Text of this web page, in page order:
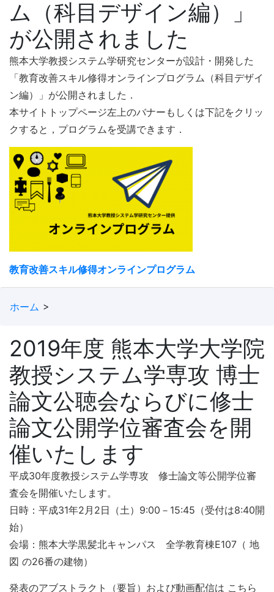
ム（科目デザイン編）」
が公開されました
熊本大学教授システム学研究センターが設計・開発した
「教育改善スキル修得オンラインプログラム（科目デザイ
ン編）」が公開されました．
本サイトトップページ左上のバナーもしくは下記をクリッ
クすると，プログラムを受講できます．
教育改善スキル修得オンラインプログラム
ホーム
2019年度 熊本大学大学院
教授システム学専攻 博士
論文公聴会ならびに修士
論文公開学位審査会を開
催いたします
平成30年度教授システム学専攻 修士論文等公開学位審
査会を開催いたします。
日時：平成31年2月2日（土）9:00－15:45（受付は8:40開
始）
会場：熊本大学黒髪北キャンパス 全学教育棟E107（ 地
図 の26番の建物）
発表のアブストラクト（要旨）および動画配信は こちら